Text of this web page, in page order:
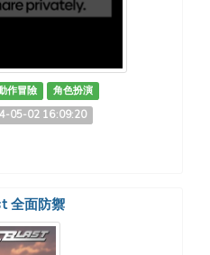
作冒險
角色扮演
05-02 16:09:20
全面防禦